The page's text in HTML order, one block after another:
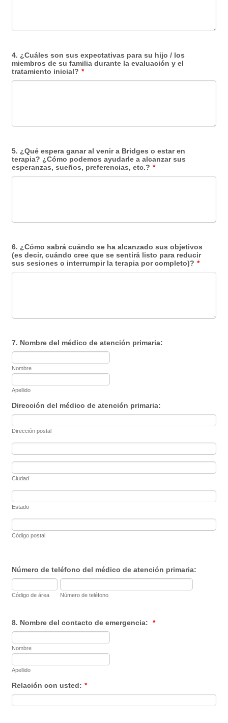
4. ¿Cuáles son sus expectativas para su hijo / los
miembros de su familia durante la evaluación y el
tratamiento inicial? *
5. ¿Qué espera ganar al venir a Bridges o estar en
terapia? ¿Cómo podemos ayudarle a alcanzar sus
esperanzas, sueños, preferencias, etc.? *
6. ¿Cómo sabrá cuándo se ha alcanzado sus objetivos
(es decir, cuándo cree que se sentirá listo para reducir
sus sesiones o interrumpir la terapia por completo)? *
7. Nombre del médico de atención primaria:
Nombre
Apellido
Dirección del médico de atención primaria:
Dirección postal
Ciudad
Estado
Código postal
Número de teléfono del médico de atención primaria:
Código de área Número de teléfono
8. Nombre del contacto de emergencia: *
Nombre
Apellido
Relación con usted: *